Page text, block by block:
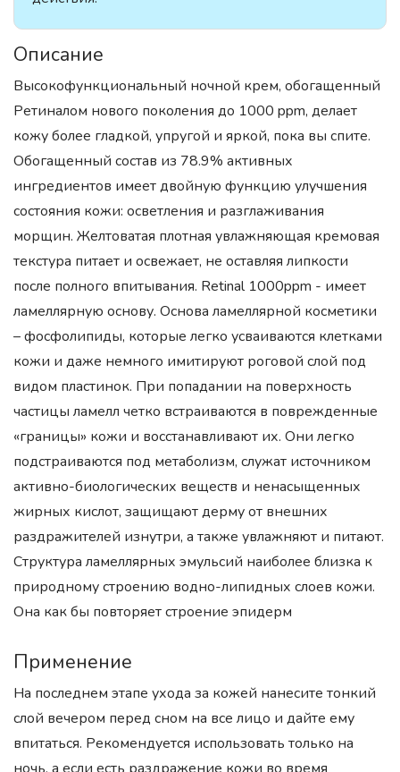
Описание
Высокофункциональный ночной крем, обогащенный
Ретиналом нового поколения до 1000 ppm, делает
кожу более гладкой, упругой и яркой, пока вы спите.
Обогащенный состав из 78.9% активных
ингредиентов имеет двойную функцию улучшения
состояния кожи: осветления и разглаживания
морщин. Желтоватая плотная увлажняющая кремовая
текстура питает и освежает, не оставляя липкости
после полного впитывания. Retinal 1000ppm - имеет
ламеллярную основу. Основа ламеллярной косметики
– фосфолипиды, которые легко усваиваются клетками
кожи и даже немного имитируют роговой слой под
видом пластинок. При попадании на поверхность
частицы ламелл четко встраиваются в поврежденные
«границы» кожи и восстанавливают их. Они легко
подстраиваются под метаболизм, служат источником
активно-биологических веществ и ненасыщенных
жирных кислот, защищают дерму от внешних
раздражителей изнутри, а также увлажняют и питают.
Структура ламеллярных эмульсий наиболее близка к
природному строению водно-липидных слоев кожи.
Она как бы повторяет строение эпидерм
Применение
На последнем этапе ухода за кожей нанесите тонкий
слой вечером перед сном на все лицо и дайте ему
впитаться. Рекомендуется использовать только на